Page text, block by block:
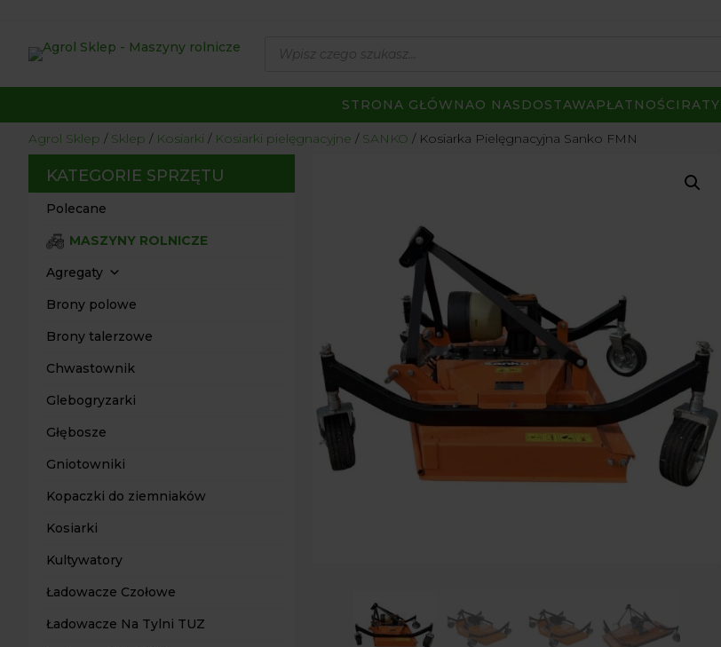
produktów
STRONA GŁÓWNAO NAS DOSTAWAPŁATNOŚCI RATY
Agrol Sklep Sklep Kosiarki Kosiarki pielęgnacyjne SANKO Kosiarka Pielęgnacyjna Sanko FMN
KATEGORIE SPRZĘTU
Polecane
MASZYNY ROLNICZE
Agregaty
Brony polowe
Brony talerzowe
Chwastownik
Glebogryzarki
Głębosze
Gniotowniki
Kopaczki do ziemniaków
Kosiarki
Kultywatory
Ładowacze Czołowe
Ładowacze Na Tylni TUZ